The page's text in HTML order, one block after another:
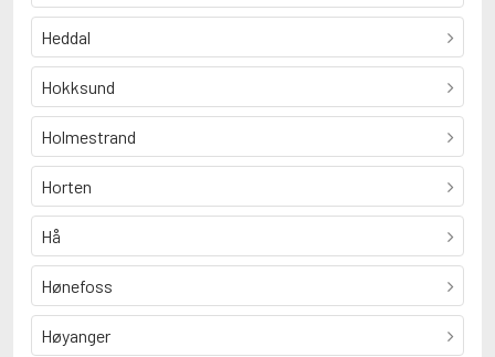
Heddal
Hokksund
Holmestrand
Horten
Hå
Hønefoss
Høyanger